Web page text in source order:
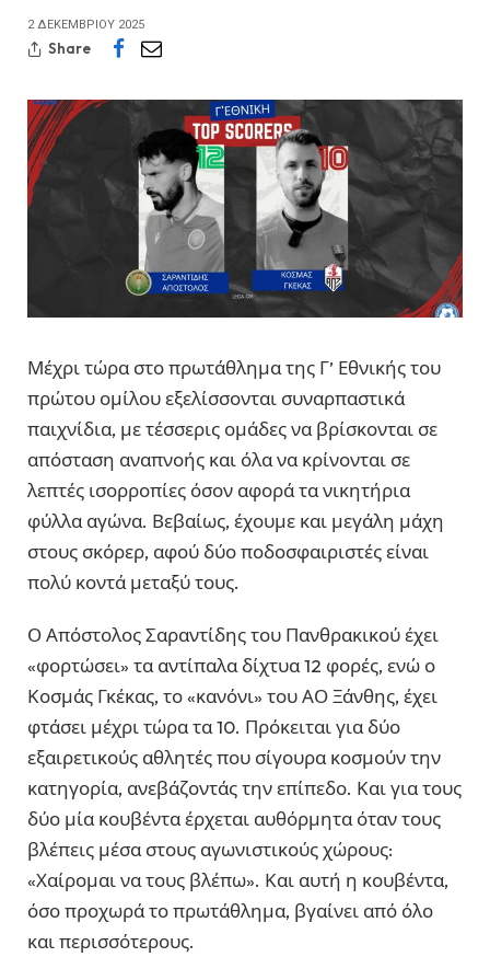
2 ΔΕΚΕΜΒΡΊΟΥ 2025
Share
Μέχρι τώρα στο πρωτάθλημα της Γ’ Εθνικής του
πρώτου ομίλου εξελίσσονται συναρπαστικά
παιχνίδια, με τέσσερις ομάδες να βρίσκονται σε
απόσταση αναπνοής και όλα να κρίνονται σε
λεπτές ισορροπίες όσον αφορά τα νικητήρια
φύλλα αγώνα. Βεβαίως, έχουμε και μεγάλη μάχη
στους σκόρερ, αφού δύο ποδοσφαιριστές είναι
πολύ κοντά μεταξύ τους.
Ο Απόστολος Σαραντίδης του Πανθρακικού έχει
«φορτώσει» τα αντίπαλα δίχτυα 12 φορές, ενώ ο
Κοσμάς Γκέκας, το «κανόνι» του ΑΟ Ξάνθης, έχει
φτάσει μέχρι τώρα τα 10. Πρόκειται για δύο
εξαιρετικούς αθλητές που σίγουρα κοσμούν την
κατηγορία, ανεβάζοντάς την επίπεδο. Και για τους
δύο μία κουβέντα έρχεται αυθόρμητα όταν τους
βλέπεις μέσα στους αγωνιστικούς χώρους:
«Χαίρομαι να τους βλέπω». Και αυτή η κουβέντα,
όσο προχωρά το πρωτάθλημα, βγαίνει από όλο
και περισσότερους.